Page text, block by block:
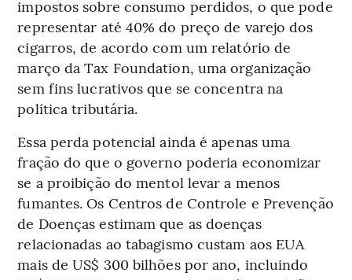
impostos sobre consumo perdidos, o que pode
representar até 40% do preço de varejo dos
cigarros, de acordo com um relatório de
março da Tax Foundation, uma organização
sem fins lucrativos que se concentra na
política tributária.
Essa perda potencial ainda é apenas uma
fração do que o governo poderia economizar
se a proibição do mentol levar a menos
fumantes. Os Centros de Controle e Prevenção
de Doenças estimam que as doenças
relacionadas ao tabagismo custam aos EUA
mais de US$ 300 bilhões por ano, incluindo